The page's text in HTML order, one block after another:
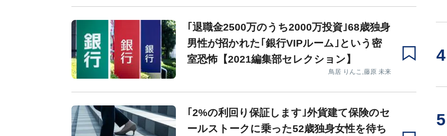
｢退職金2500万のうち2000万投資｣68歳独身
男性が招かれた｢銀行VIPルーム｣という密
室恐怖【2021編集部セレクション】
鳥居 りんこ,藤原 未来
｢2%の利回り保証します｣外貨建て保険のセ
ールストークに乗った52歳独身女性を待ち